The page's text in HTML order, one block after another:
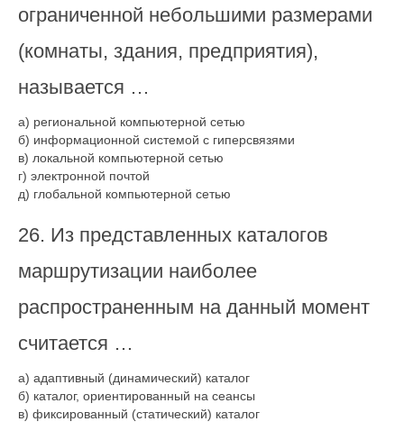
ограниченной небольшими размерами
(комнаты, здания, предприятия),
называется …
а) региональной компьютерной сетью
б) информационной системой с гиперсвязями
в) локальной компьютерной сетью
г) электронной почтой
д) глобальной компьютерной сетью
26. Из представленных каталогов
маршрутизации наиболее
распространенным на данный момент
считается …
а) адаптивный (динамический) каталог
б) каталог, ориентированный на сеансы
в) фиксированный (статический) каталог